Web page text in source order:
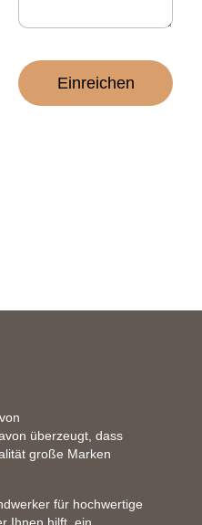
Einreichen
überzeugt, dass
große Marken
für hochwertige